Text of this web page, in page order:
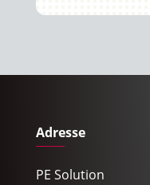
Adresse
PE Solution